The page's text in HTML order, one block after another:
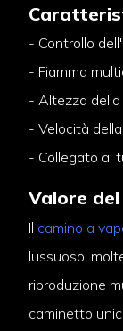
- Controllo
- Fiamma
- Altezza
- Velocità
- Collegato al
Valore
Il camino a
lussuoso,
riproduzione
caminetto